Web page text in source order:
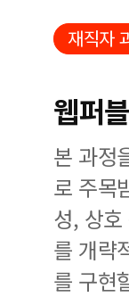
재직자
웹퍼
본 과정
로 주목
성, 상
를 개략
를 구현